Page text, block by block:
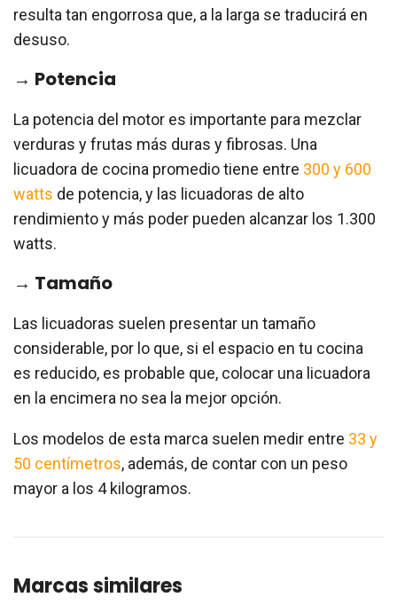
resulta tan engorrosa que, a la larga se traducirá en
desuso.
→ Potencia
La potencia del motor es importante para mezclar
verduras y frutas más duras y fibrosas. Una
licuadora de cocina promedio tiene entre 300 y 600
watts de potencia, y las licuadoras de alto
rendimiento y más poder pueden alcanzar los 1.300
watts.
→ Tamaño
Las licuadoras suelen presentar un tamaño
considerable, por lo que, si el espacio en tu cocina
es reducido, es probable que, colocar una licuadora
en la encimera no sea la mejor opción.
Los modelos de esta marca suelen medir entre 33 y
50 centímetros, además, de contar con un peso
mayor a los 4 kilogramos.
Marcas similares